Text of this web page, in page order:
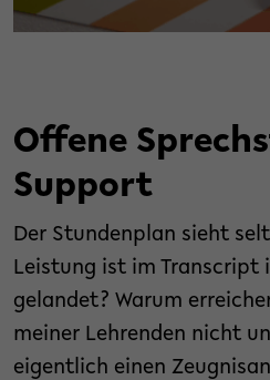
Offene
Support
Der Stundenplan sieht
Leistung ist im Transcript
gelandet? Warum
meiner Lehrenden nicht
eigentlich einen